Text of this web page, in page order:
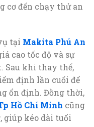
cơ đến chạy thử an
tại Makita Phú An
cao tốc độ và sự
Sau khi thay thế,
định lần cuối để
ổn định. Đồng thời,
Hồ Chí Minh cũng
giúp kéo dài tuổi